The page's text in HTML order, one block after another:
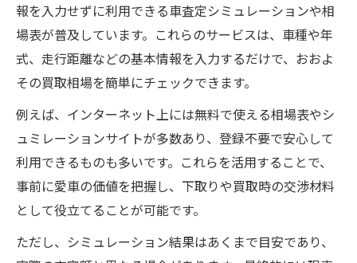
報を入力せずに利用できる車査定シミュレーションや相
場表が普及しています。これらのサービスは、車種や年
式、走行距離などの基本情報を入力するだけで、おおよ
その買取相場を簡単にチェックできます。
例えば、インターネット上には無料で使える相場表やシ
ュミレーションサイトが多数あり、登録不要で安心して
利用できるものも多いです。これらを活用することで、
事前に愛車の価値を把握し、下取りや買取時の交渉材料
として役立てることが可能です。
ただし、シミュレーション結果はあくまで目安であり、